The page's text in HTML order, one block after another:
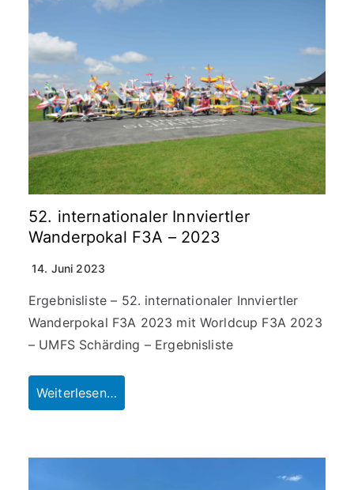
52. internationaler Innviertler
Wanderpokal F3A – 2023
14. Juni 2023
Ergebnisliste – 52. internationaler Innviertler
Wanderpokal F3A 2023 mit Worldcup F3A 2023
– UMFS Schärding – Ergebnisliste
Weiterlesen…